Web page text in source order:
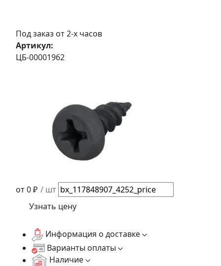
Под заказ от 2-х часов
Артикул:
ЦБ-00001962
от 0 ₽ / шт
Узнать цену
Информация о доставке
Варианты оплаты
Наличие